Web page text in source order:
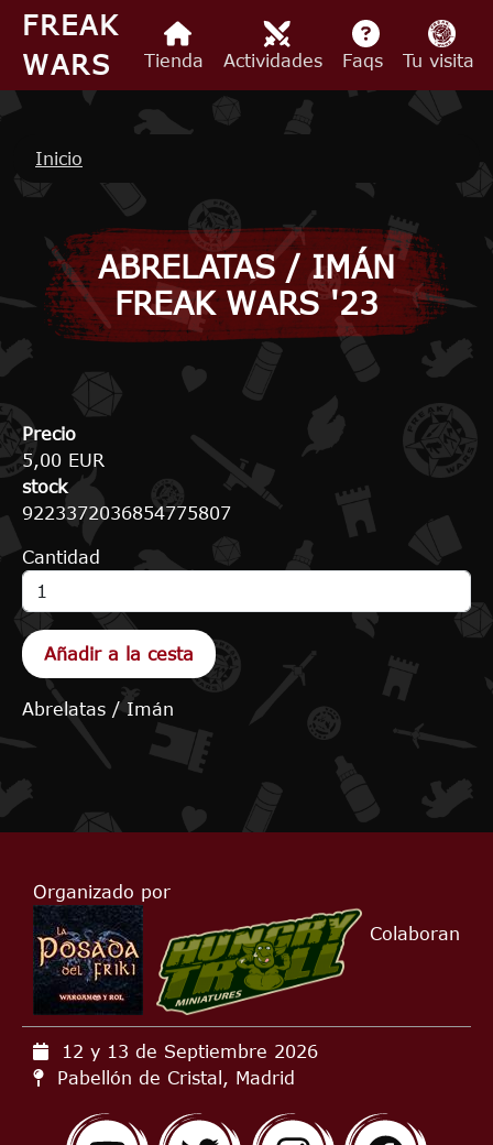
Pasar al contenido principal
FREAK
WARS
Tienda Actividades Faqs Tu visita
Ruta de navegación
Inicio
ABRELATAS / IMÁN
FREAK WARS '23
Precio
5,00 EUR
stock
9223372036854775807
Cantidad
Abrelatas / Imán
Organizado por
Colaboran
12 y 13 de Septiembre 2026
Pabellón de Cristal, Madrid